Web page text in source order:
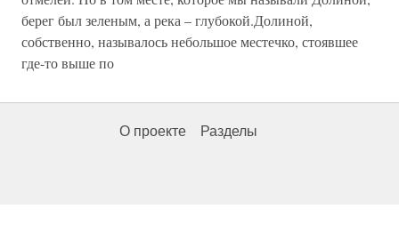
берег был зеленым, а река – глубокой.Долиной,
собственно, называлось небольшое местечко, стоявшее
где-то выше по
О проекте Разделы